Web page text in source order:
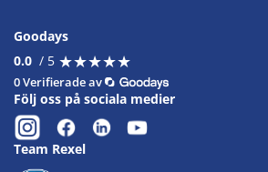
Goodays
0.0 / 5 ★★★★★
★★★★★
0 Verifierade av
Följ oss på sociala medier
Team Rexel